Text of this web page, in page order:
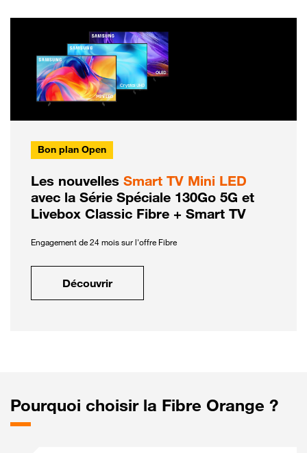
Bon plan Open
Les nouvelles Smart TV Mini LED
avec la Série Spéciale 130Go 5G et
Livebox Classic Fibre + Smart TV
Engagement de 24 mois sur l'offre Fibre
Découvrir
Pourquoi choisir la Fibre Orange ?